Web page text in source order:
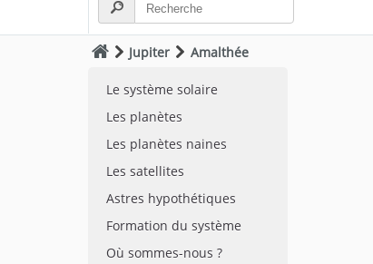
Jupiter Amalthée
Le système solaire
Les planètes
Les planètes naines
Les satellites
Astres hypothétiques
Formation du système
Où sommes-nous ?